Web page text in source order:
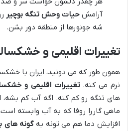
آرامش حیات وحش تنگه بوچیر
شه جونورها از منطقه دور بشن.
تغییرات اقلیمی و
همون طور که می دونید، ایران با
نرم می کنه.تغییرات اقلیمی و
های تنگه رو کم کنه. اگه آب کم بشه،
ماهی گاررا روفا که به آب وابسته
افزایش دما هم می تونه بهگونه های